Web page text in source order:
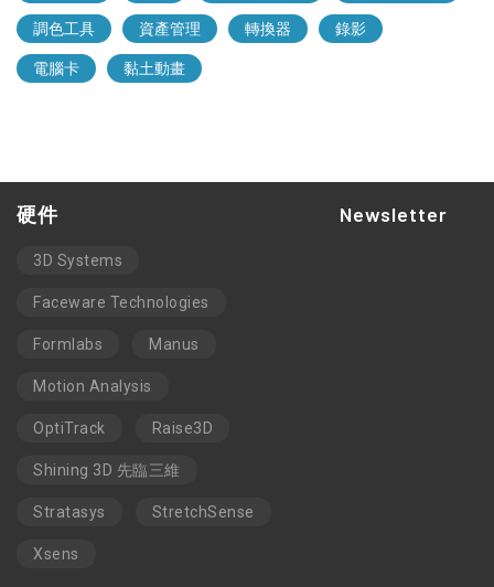
調色工具 資產管理 轉換器 錄影
電腦卡 黏土動畫
硬件
3D Systems
Faceware Technologies
Formlabs Manus
Motion Analysis
OptiTrack Raise3D
Shining 3D 先臨三維
Stratasys StretchSense
Xsens
Newsletter